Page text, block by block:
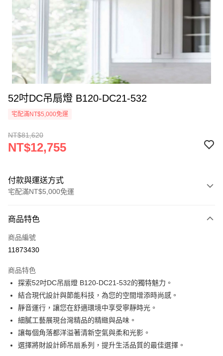
52吋DC吊扇燈 B120-DC21-532
宅配滿NT$5,000免運
NT$81,620
NT$12,755
付款與運送方式
宅配滿NT$5,000免運
信用卡一次付款
LINE Pay
街口支付
悠遊付
Google Pay
全盈+PAY
商品特色
商品編號
11873430
商品特色
探索52吋DC吊扇燈 B120-DC21-532的獨特魅力。
結合現代設計與節能科技，為您的空間增添時尚感。
靜音運行，讓您在舒適環境中享受寧靜時光。
細膩工藝展現台灣精品的精緻與品味。
讓每個角落都洋溢著清新空氣與柔和光影。
選擇將財設計師吊扇系列，提升生活品質的最佳選擇。